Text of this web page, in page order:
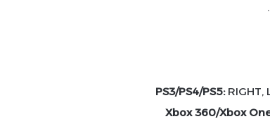
.
PS3/PS4/PS5:RIGHT,
Xbox 360/Xbox